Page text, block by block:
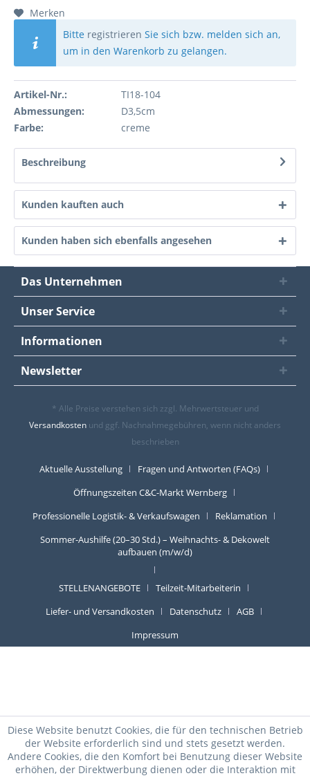
Merken
Bitte registrieren Sie sich bzw. melden sich an,
um in den Warenkorb zu gelangen.
Artikel-Nr.:
TI18-104
Abmessungen:
D3,5cm
Farbe:
creme
Beschreibung
Kunden kauften auch
Kunden haben sich ebenfalls angesehen
Das Unternehmen
Unser Service
Informationen
Newsletter
* Alle Preise verstehen sich zzgl. Mehrwertsteuer und
Versandkosten und ggf. Nachnahmegebühren, wenn nicht anders
beschrieben
Aktuelle Ausstellung
Fragen und Antworten (FAQs)
Öffnungszeiten C&C-Markt Wernberg
Professionelle Logistik- & Verkaufswagen
Reklamation
Sommer-Aushilfe (20–30 Std.) – Weihnachts- & Dekowelt
aufbauen (m/w/d)
STELLENANGEBOTE
Teilzeit-Mitarbeiterin
Liefer- und Versandkosten
Datenschutz
AGB
Impressum
Diese Website benutzt Cookies, die für den technischen Betrieb
der Website erforderlich sind und stets gesetzt werden.
Andere Cookies, die den Komfort bei Benutzung dieser Website
erhöhen, der Direktwerbung dienen oder die Interaktion mit